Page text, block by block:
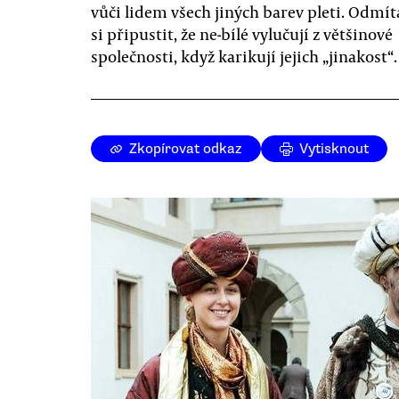
vůči lidem všech jiných barev pleti.
si připustit, že ne-bílé vylučují z většinové
společnosti, když karikují jejich „jinakost“.
Zkopírovat odkaz Vytisknout